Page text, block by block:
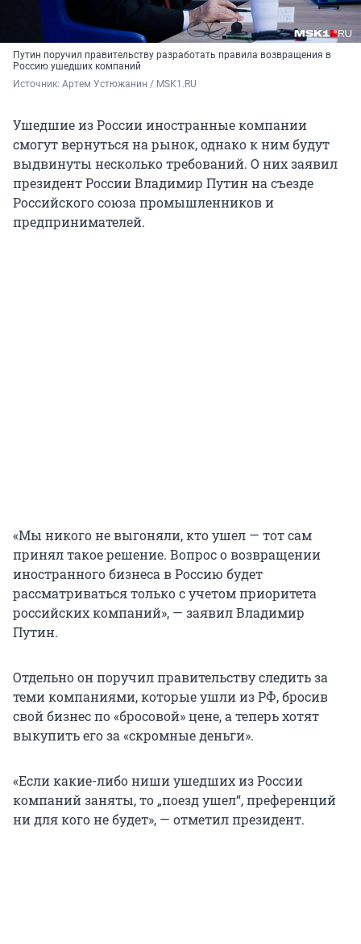
Путин поручил правительству разработать правила возвращения в
Россию ушедших компаний
Источник: Артем Устюжанин / MSK1.RU
Ушедшие из России иностранные компании
смогут вернуться на рынок, однако к ним будут
выдвинуты несколько требований. О них заявил
президент России Владимир Путин на съезде
Российского союза промышленников и
предпринимателей.
«Мы никого не выгоняли, кто ушел — тот сам
принял такое решение. Вопрос о возвращении
иностранного бизнеса в Россию будет
рассматриваться только с учетом приоритета
российских компаний», — заявил Владимир
Путин.
Отдельно он поручил правительству следить за
теми компаниями, которые ушли из РФ, бросив
свой бизнес по «бросовой» цене, а теперь хотят
выкупить его за «скромные деньги».
«Если какие-либо ниши ушедших из России
компаний заняты, то „поезд ушел“, преференций
ни для кого не будет», — отметил президент.